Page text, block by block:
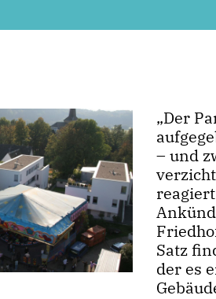
Der
– und
Satz
der es